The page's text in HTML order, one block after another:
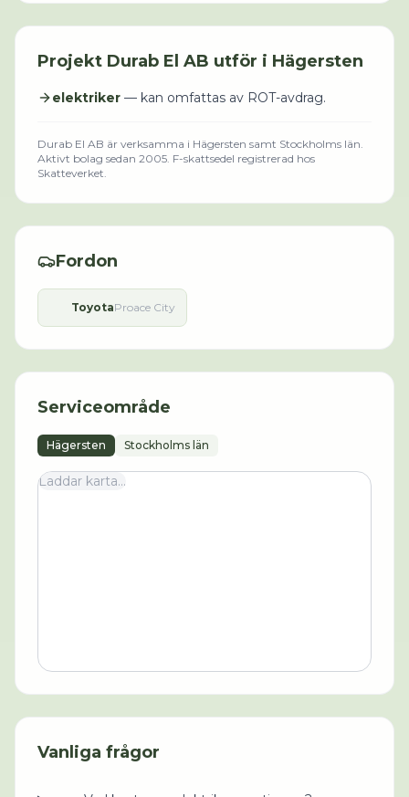
Projekt Durab El AB utför i Hägersten
elektriker — kan omfattas av ROT-avdrag.
Durab El AB är verksamma i Hägersten samt Stockholms län.
Aktivt bolag sedan 2005. F-skattsedel registrerad hos
Skatteverket.
Fordon
ToyotaProace City
Serviceområde
Hägersten Stockholms län
Laddar karta...
Vanliga frågor